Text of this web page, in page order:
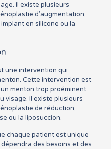
Il existe plusieurs
d’augmentation,
en silicone ou la
une intervention qui
Cette intervention est
menton trop proéminent
visage. Il existe plusieurs
de réduction,
ou la liposuccion.
chaque patient est unique
des besoins et des